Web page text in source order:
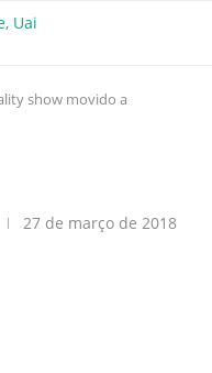
show movido a
27 de março de 2018